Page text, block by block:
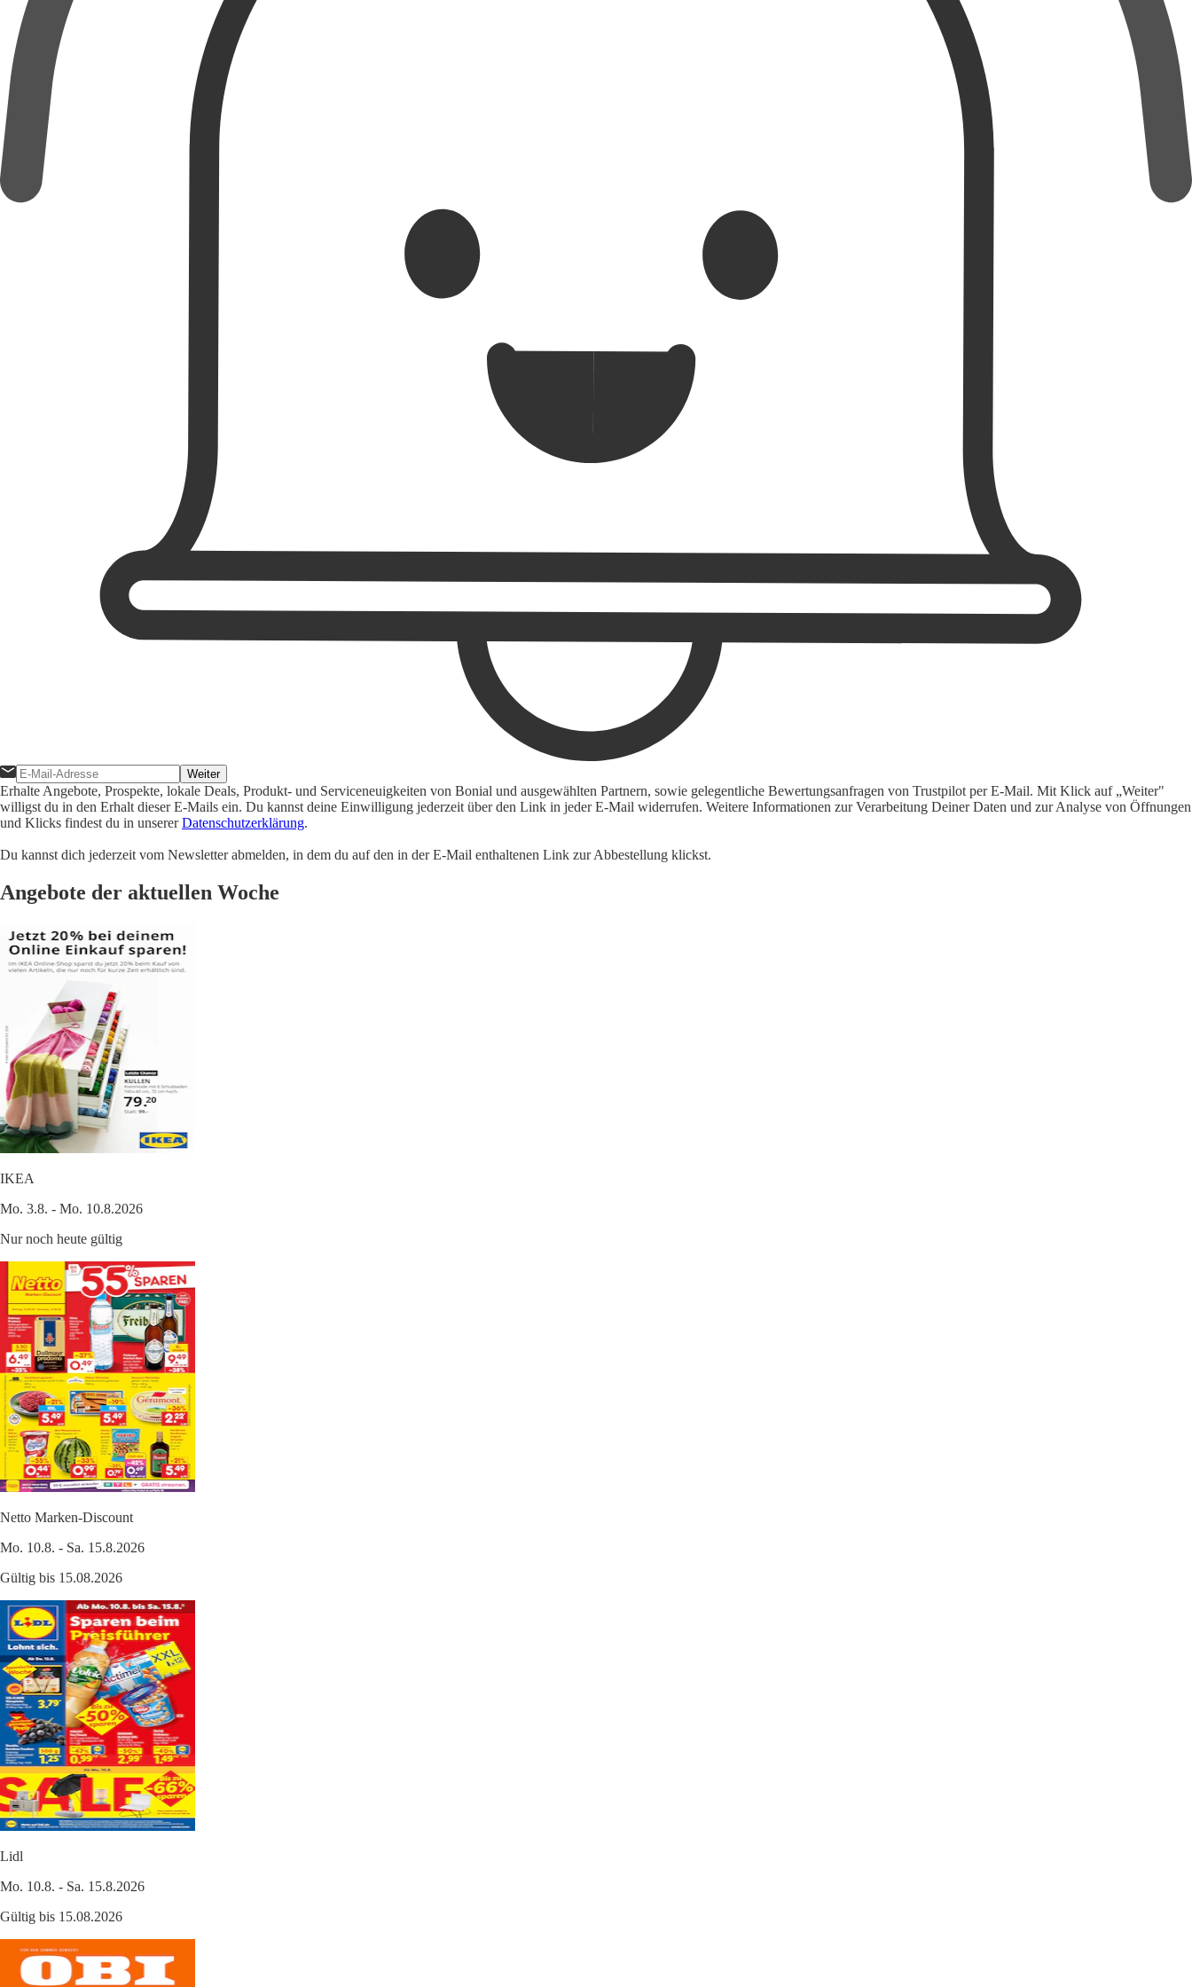
Weiter
Erhalte Angebote, Prospekte, lokale Deals, Produkt- und Serviceneuigkeiten von Bonial und ausgewählten Partnern, sowie gelegentliche Bewertungsanfragen von Trustpilot per E-Mail. Mit Klick auf „Weiter"
willigst du in den Erhalt dieser E-Mails ein. Du kannst deine Einwilligung jederzeit über den Link in jeder E-Mail widerrufen. Weitere Informationen zur Verarbeitung Deiner Daten und zur Analyse von Öffnungen
und Klicks findest du in unsererDatenschutzerklärung.
Du kannst dich jederzeit vom Newsletter abmelden, in dem du auf den in der E-Mail enthaltenen Link zur Abbestellung klickst.
Angebote der aktuellen Woche
IKEA
Mo. 3.8. - Mo. 10.8.2026
Nur noch heute gültig
Netto Marken-Discount
Mo. 10.8. - Sa. 15.8.2026
Gültig bis 15.08.2026
Lidl
Mo. 10.8. - Sa. 15.8.2026
Gültig bis 15.08.2026